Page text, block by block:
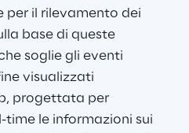
per il rilevamento dei
base di queste
soglie gli eventi
visualizzati
progettata per
time le informazioni sui